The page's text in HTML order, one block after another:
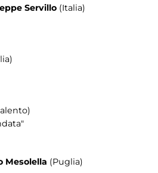
Servillo (Italia)
Mesolella (Puglia)